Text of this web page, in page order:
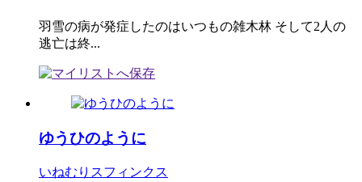
羽雪の病が発症したのはいつもの雑木林 そして2人の
逃亡は終...
ゆうひのように
いねむりスフィンクス